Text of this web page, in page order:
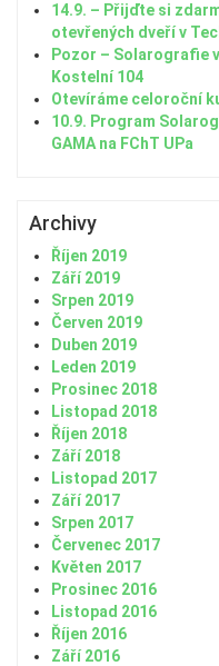
14.9. – Přijďte si
otevřených dveří v
Pozor – Solarografie
Kostelní 104
Otevíráme celoroční
10.9. Program
GAMA na FChT UPa
Archivy
Říjen 2019
Září 2019
Srpen 2019
Červen 2019
Duben 2019
Leden 2019
Prosinec 2018
Listopad 2018
Říjen 2018
Září 2018
Listopad 2017
Září 2017
Srpen 2017
Červenec 2017
Květen 2017
Prosinec 2016
Listopad 2016
Říjen 2016
Září 2016